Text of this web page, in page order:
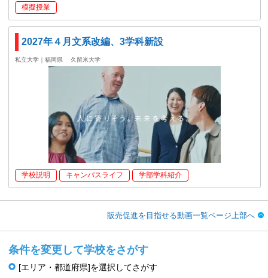
模擬授業
2027年４月文系改編、3学科新設
私立大学｜福岡県 久留米大学
学校説明 キャンパスライフ 学部学科紹介
販売促進を目指せる動画一覧ページ上部へ
条件を変更して学校をさがす
[エリア・都道府県]を選択してさがす